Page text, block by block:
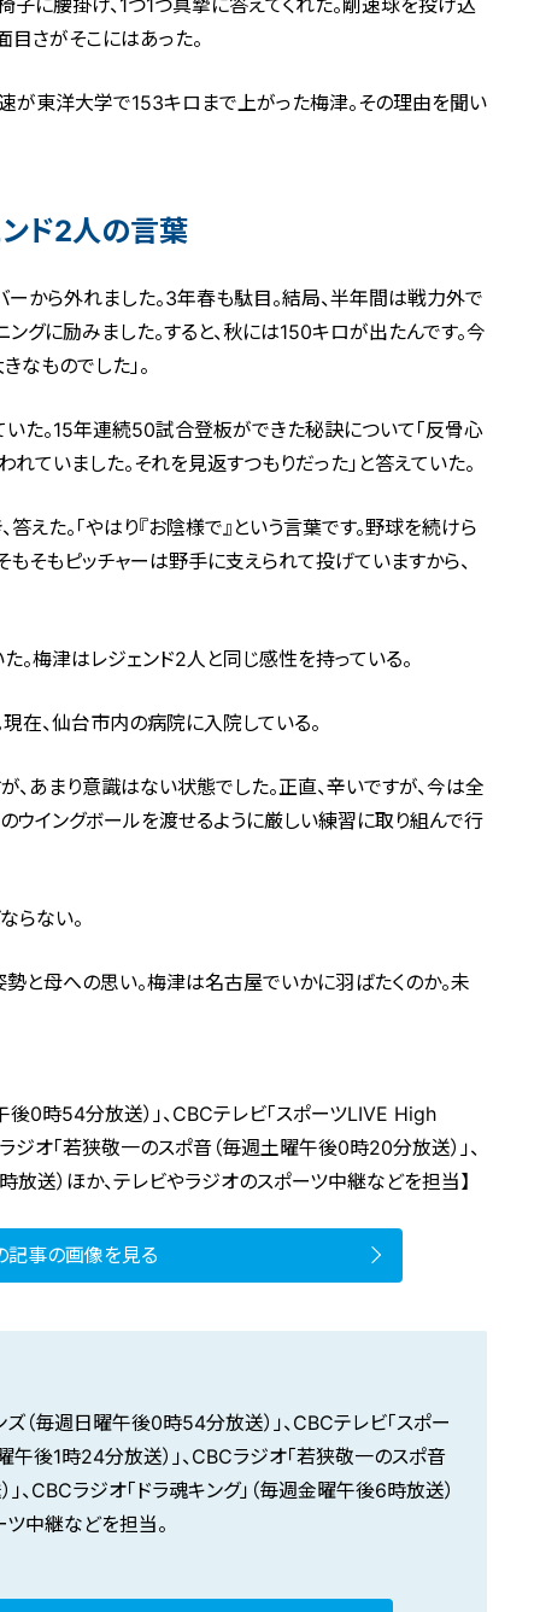
子に腰掛け、1つ1つ真摯に答えてくれた。剛速球を投げ込
目さがそこにはあった。
東洋大学で153キロまで上がった梅津。その理由を聞い
ド2人の言葉
ーから外れました。3年春も駄目。結局、半年間は戦力外で
ングに励みました。すると、秋には150キロが出たんです。今
なものでした」。
た。15年連続50試合登板ができた秘訣について「反骨心
ていました。それを見返すつもりだった」と答えていた。
えた。「やはり『お陰様で』という言葉です。野球を続けら
もそもピッチャーは野手に支えられて投げていますから、
梅津はレジェンド2人と同じ感性を持っている。
在、仙台市内の病院に入院している。
あまり意識はない状態でした。正直、辛いですが、今は全
ウイングボールを渡せるように厳しい練習に取り組んで行
らない。
と母への思い。梅津は名古屋でいかに羽ばたくのか。未
0時54分放送）」、CBCテレビ「スポーツLIVE High
ジオ「若狭敬一のスポ音（毎週土曜午後0時20分放送）」、
放送）ほか、テレビやラジオのスポーツ中継などを担当】
記事の画像を見る
ズ （毎週日曜午後0時54分放送）」、CBCテレビ「スポー
午後1時24分放送）」、CBCラジオ「若狭敬一のスポ音
、CBCラジオ「ドラ魂キング」（毎週金曜午後6時放送）
ツ中継などを担当。